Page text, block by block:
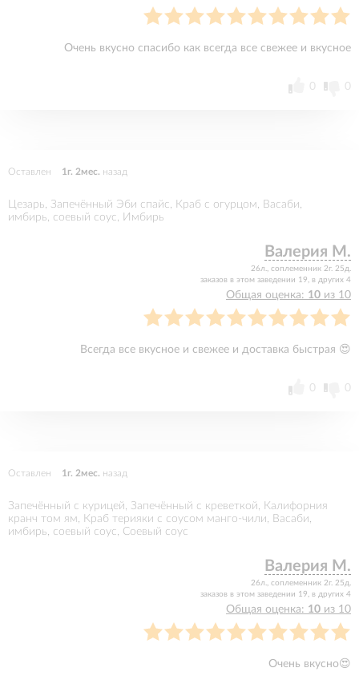
Очень вкусно спасибо как всегда все свежее и вкусное
0 0
Оставлен 1г. 2мес. назад
Цезарь, Запечённый Эби спайс, Краб с огурцом, Васаби,
имбирь, соевый соус, Имбирь
Валерия М.
26л., соплеменник 2г. 25д.
заказов в этом заведении 19, в других 4
Общая оценка: 10 из 10
Всегда все вкусное и свежее и доставка быстрая 😍
0 0
Оставлен 1г. 2мес. назад
Запечённый с курицей, Запечённый с креветкой, Калифорния
кранч том ям, Краб терияки с соусом манго-чили, Васаби,
имбирь, соевый соус, Соевый соус
Валерия М.
26л., соплеменник 2г. 25д.
заказов в этом заведении 19, в других 4
Общая оценка: 10 из 10
Очень вкусно😍